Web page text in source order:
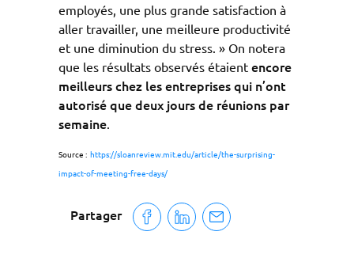
employés, une plus grande satisfaction à
aller travailler, une meilleure productivité
et une diminution du stress. » On notera
que les résultats observés étaient encore
meilleurs chez les entreprises qui n’ont
autorisé que deux jours de réunions par
semaine
Source : https://sloanreview.mit.edu/article/the-surprising-
impact-of-meeting-free-days/
Partager